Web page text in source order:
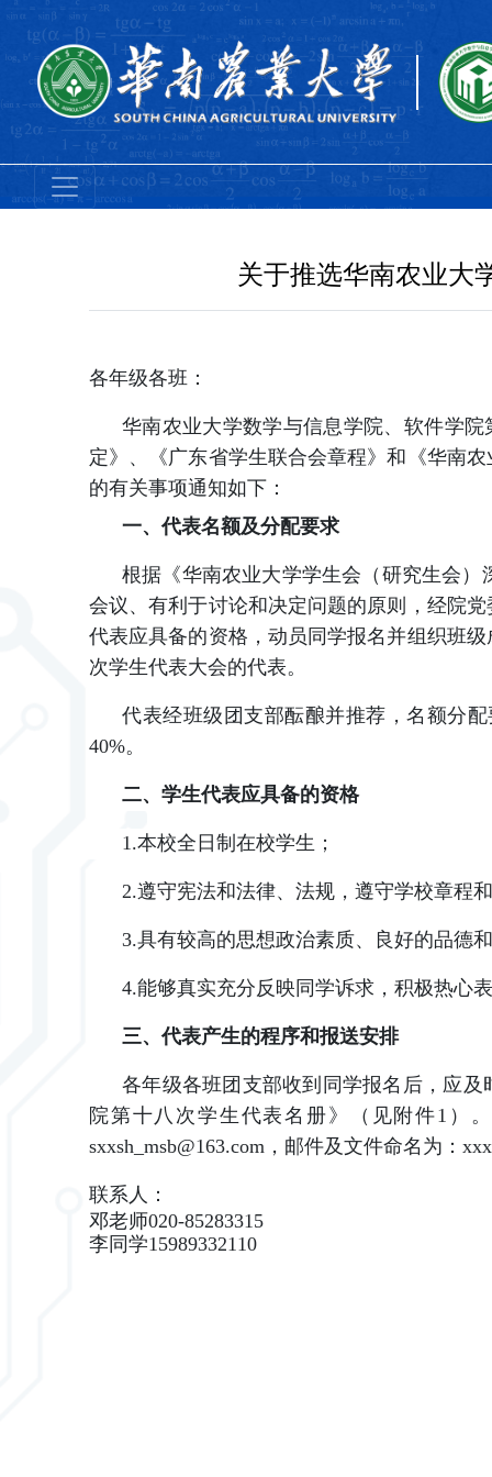
关于推选华南农业大
各年级各班：
华南农业大学数学与信息学院、软件学
定》、《广东省学生联合会章程》和《华南
的有关事项通知如下：
一、代表名额及分配要求
根据《华南农业大学学生会（研究生会
会议、有利于讨论和决定问题的原则，经院
代表应具备的资格，动员同学报名并组织班
次学生代表大会的代表。
代表经班级团支部酝酿并推荐，名额分
40%。
二、学生代表应具备的资格
1.本校全日制在校学生；
2.遵守宪法和法律、法规，遵守学校章程
3.具有较高的思想政治素质、良好的品德
4.能够真实充分反映同学诉求，积极热心
三、代表产生的程序和报送安排
各年级各班团支部收到同学报名后，应
院第十八次学生代表名册》（见附件1）
sxxsh_msb@163.com，邮件及文件命名为：
联系人：
邓老师020-85283315
李同学15989332110